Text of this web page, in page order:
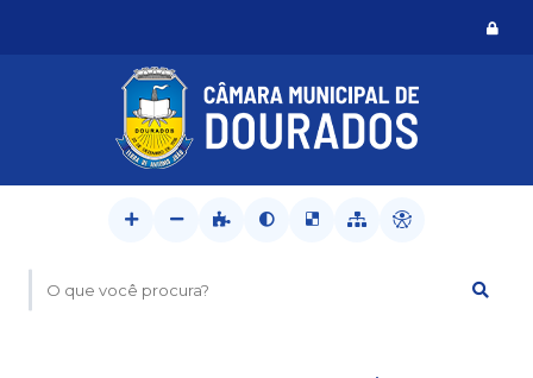
O que você procura?